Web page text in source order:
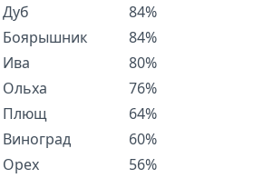
Дуб
84%
Боярышник
84%
Ива
80%
Ольха
76%
Плющ
64%
Виноград
60%
Орех
56%